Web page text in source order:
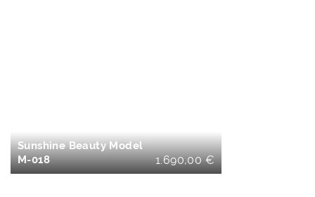
Sunshine Beauty Model
M-018
1.690,00€